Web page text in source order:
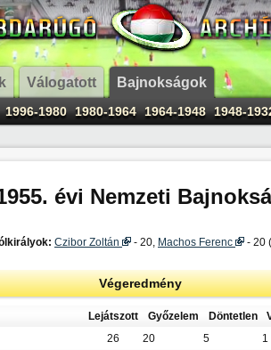
Válogatott Bajnokságok
1996-1980 1980-1964 1964-1948 1948-
évi Nemzeti
Czibor Zoltán - 20, Machos Ferenc - 20 (
Végeredmény
Lejátszott Győzelem Döntetlen
26 20 5 1